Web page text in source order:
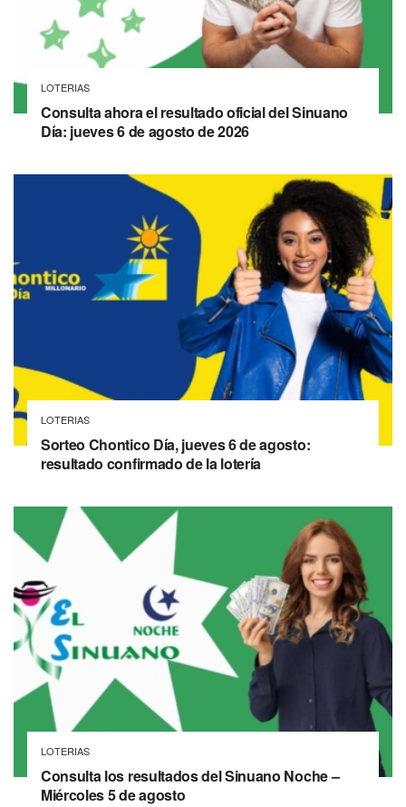
LOTERIAS
Consulta ahora el resultado oficial del Sinuano
Día: jueves 6 de agosto de 2026
LOTERIAS
Sorteo Chontico Día, jueves 6 de agosto:
resultado confirmado de la lotería
LOTERIAS
Consulta los resultados del Sinuano Noche –
Miércoles 5 de agosto